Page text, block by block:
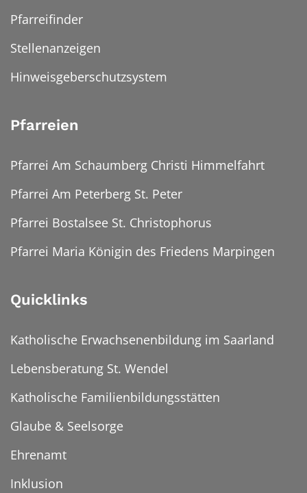
Pfarreifinder
Stellenanzeigen
Hinweisgeberschutzsystem
Pfarreien
Pfarrei Am Schaumberg Christi Himmelfahrt
Pfarrei Am Peterberg St. Peter
Pfarrei Bostalsee St. Christophorus
Pfarrei Maria Königin des Friedens Marpingen
Quicklinks
Katholische Erwachsenenbildung im Saarland
Lebensberatung St. Wendel
Katholische Familienbildungsstätten
Glaube & Seelsorge
Ehrenamt
Inklusion